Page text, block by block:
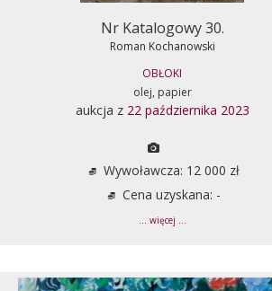
Nr Katalogowy 30.
Roman Kochanowski
OBŁOKI
olej, papier
aukcja z 22 października 2023
Wywoławcza: 12 000 zł
Cena uzyskana: -
... więcej ...